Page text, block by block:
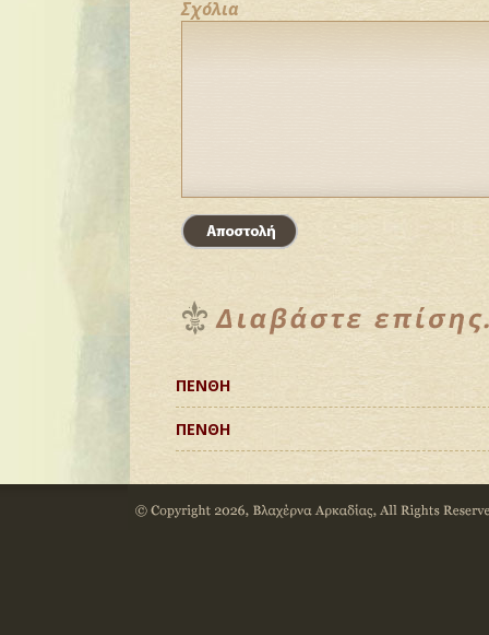
Σχόλια
ΠΕΝΘΗ
ΠΕΝΘΗ